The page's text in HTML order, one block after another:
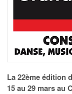
La 22ème édition
15 au 29 mars au